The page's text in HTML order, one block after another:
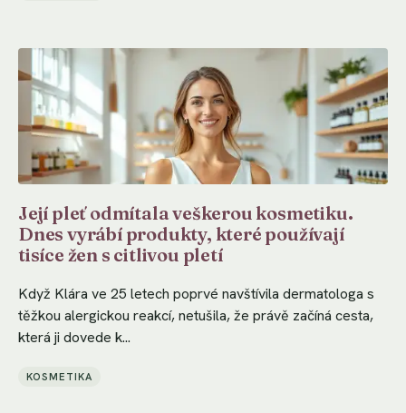
Její pleť odmítala veškerou kosmetiku.
Dnes vyrábí produkty, které používají
tisíce žen s citlivou pletí
Když Klára ve 25 letech poprvé navštívila dermatologa s
těžkou alergickou reakcí, netušila, že právě začíná cesta,
která ji dovede k...
KOSMETIKA